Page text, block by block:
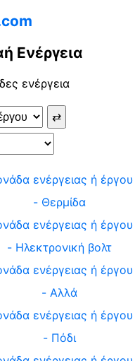
Ενέργεια
ενέργεια
⇄
ενέργειας ή έργου
- Θερμίδα
ενέργειας ή έργου
- Ηλεκτρονική βολτ
ενέργειας ή έργου
- Αλλά
ενέργειας ή έργου
- Πόδι